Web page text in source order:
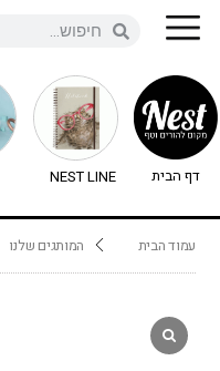
דף הבית NEST LINE
עמוד הבית המותגים שלנו